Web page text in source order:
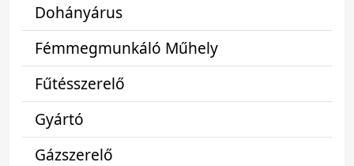
Dohányárus
Fémmegmunkáló Műhely
Fűtésszerelő
Gyártó
Gázszerelő